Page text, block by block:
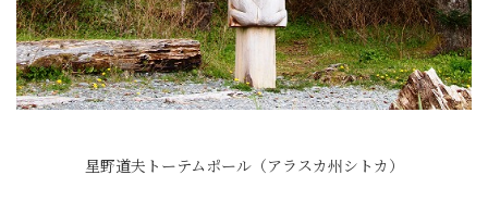
星野道夫トーテムポール（アラスカ州シトカ）